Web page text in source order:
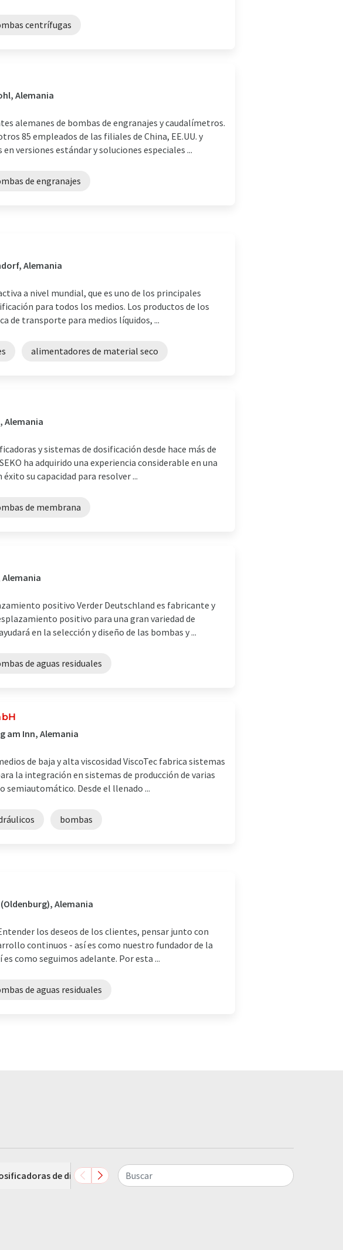
centrífugas
Alemania
alemanes de bombas de engranajes y caudalímetros.
85 empleados de las filiales de China, EE.UU. y
versiones estándar y soluciones especiales ...
de engranajes
Alemania
a nivel mundial, que es uno de los principales
para todos los medios. Los productos de los
de transporte para medios líquidos, ...
alimentadores de material seco
Alemania
y sistemas de dosificación desde hace más de
ha adquirido una experiencia considerable en una
su capacidad para resolver ...
de membrana
positivo Verder Deutschland es fabricante y
positivo para una gran variedad de
en la selección y diseño de las bombas y ...
de aguas residuales
am Inn, Alemania
de baja y alta viscosidad ViscoTec fabrica sistemas
la integración en sistemas de producción de varias
Desde el llenado ...
bombas
Alemania
los deseos de los clientes, pensar junto con
continuos - así es como nuestro fundador de la
como seguimos adelante. Por esta ...
de aguas residuales
de diafragma de motor Bombas dosificadoras de diafragma
Buscar